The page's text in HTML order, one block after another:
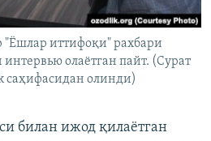
"Ёшлар иттифоқи" рахбари
олаётган пайт. (Сурат
саҳифасидан олинди)
билан ижод қилаётган